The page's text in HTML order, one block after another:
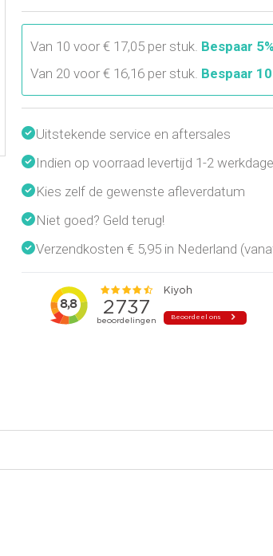
Van 10 voor € 17,05 per stuk. Bespaar 5%
Van 20 voor € 16,16 per stuk. Bespaar
Uitstekende service en aftersales
Indien op voorraad levertijd 1-2
Kies zelf de gewenste afleverdatum
Niet goed? Geld terug!
Verzendkosten € 5,95 in Nederland